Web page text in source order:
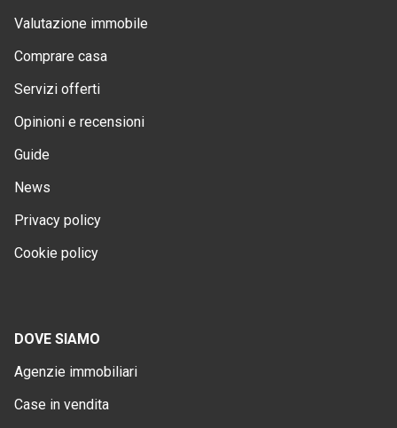
Valutazione immobile
Comprare casa
Servizi offerti
Opinioni e recensioni
Guide
News
Privacy policy
Cookie policy
DOVE SIAMO
Agenzie immobiliari
Case in vendita